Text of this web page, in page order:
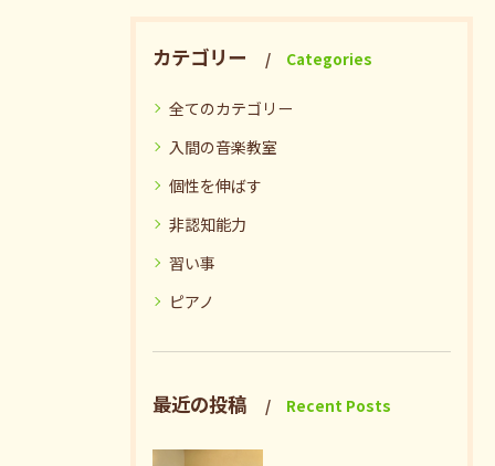
カテゴリー Categories
全てのカテゴリー
入間の音楽教室
個性を伸ばす
非認知能力
習い事
ピアノ
最近の投稿 Recent Posts